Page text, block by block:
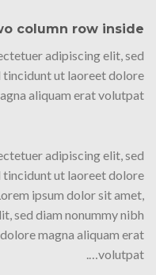
column row inside
adipiscing elit, sed
tincidunt ut laoreet dolore
aliquam erat volutpat….
adipiscing elit, sed
tincidunt ut laoreet dolore
ipsum dolor sit amet,
sed diam nonummy nibh
magna aliquam erat
volutpat….